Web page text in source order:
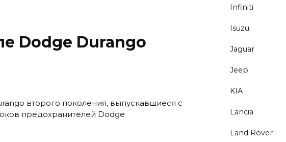
Dodge Durango
второго поколения, выпускавшиеся с
предохранителей Dodge
Infiniti
Isuzu
Jaguar
Jeep
KIA
Lancia
Land Rover